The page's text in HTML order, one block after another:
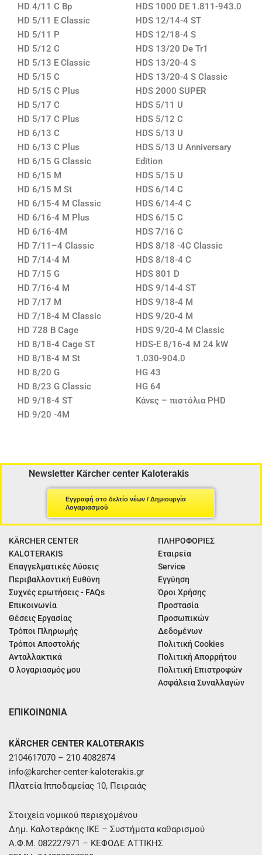
HD 4/11 C Bp
HD 5/11 E Classic
HD 5/11 P
HD 5/12 C
HD 5/13 E Classic
HD 5/15 C
HD 5/15 C Plus
HD 5/17 C
HD 5/17 C Plus
HD 6/13 C
HD 6/13 C Plus
HD 6/15 G Classic
HD 6/15 M
HD 6/15 M St
HD 6/15-4 M Classic
HD 6/16-4 M Plus
HD 6/16-4M
HD 7/11–4 Classic
HD 7/14-4 M
HD 7/15 G
HD 7/16-4 M
HD 7/17 M
HD 7/18-4 M Classic
HD 728 B Cage
HD 8/18-4 Cage ST
HD 8/18-4 M St
HD 8/20 G
HD 8/23 G Classic
HD 9/18-4 ST
HD 9/20 -4M
HDS 1000 DE 1.811-943.0
HDS 12/14-4 ST
HDS 12/18-4 S
HDS 13/20 De Tr1
HDS 13/20-4 S
HDS 13/20-4 S Classic
HDS 2000 SUPER
HDS 5/11 U
HDS 5/12 C
HDS 5/13 U
HDS 5/13 U Anniversary
Edition
HDS 5/15 U
HDS 6/14 C
HDS 6/14-4 C
HDS 6/15 C
HDS 7/16 C
HDS 8/18 -4C Classic
HDS 8/18-4 C
HDS 801 D
HDS 9/14-4 ST
HDS 9/18-4 M
HDS 9/20-4 M
HDS 9/20-4 M Classic
HDS-E 8/16-4 M 24 kW
1.030-904.0
HG 43
HG 64
Κάνες – πιστόλια PHD
Newsletter Kärcher center Kaloterakis
Εγγραφή στο δελτίο νέων / Δημιουργία
Λογαριασμού
KÄRCHER CENTER
KALOTERAKIS
Επαγγελματικές Λύσεις
Περιβαλλοντική Ευθύνη
Συχνές ερωτήσεις - FAQs
Επικοινωνία
Θέσεις Εργασίας
Τρόποι Πληρωμής
Τρόποι Αποστολής
Ανταλλακτικά
Ο λογαριασμός μου
ΠΛΗΡΟΦΟΡΙΕΣ
Εταιρεία
Service
Εγγύηση
Όροι Χρήσης
Προστασία
Προσωπικών
Δεδομένων
Πολιτική Cookies
Πολιτική Απορρήτου
Πολιτική Επιστροφών
Ασφάλεια Συναλλαγών
ΕΠΙΚΟΙΝΩΝΙΑ
KÄRCHER CENTER KALOTERAKIS
2104617070 – 210 4082874
info@karcher-center-kaloterakis.gr
Πλατεία Ιπποδαμείας 10, Πειραιάς
Στοιχεία νομικού περιεχομένου
Δημ. Καλοτεράκης ΙΚΕ – Συστήματα καθαρισμού
Α.Φ.Μ. 082227971 – ΚΕΦΟΔΕ ΑΤΤΙΚΗΣ